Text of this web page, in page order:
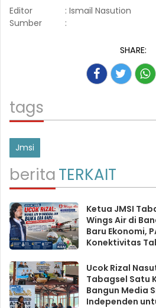
Editor
: Ismail Nasution
Sumber
:
SHARE:
tags
Jmsi
beritaTERKAIT
Ketua JMSI
Wings Air di
Baru Ekonomi,
Konektivitas
Ucok Rizal
Tabagsel Satu
Bangun Media
Independen